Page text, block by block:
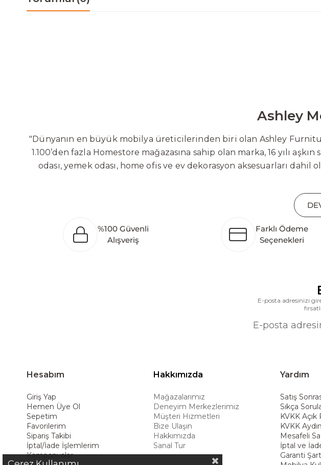
Ashley
"Dünyanın en büyük mobilya üreticilerinden biri olan Ashley
1.100’den fazla Homestore mağazasına sahip olan marka, 16 yılı
odası, yemek odası, home ofis ve ev dekorasyon aksesuarları
global altyapısı sayesinde dünya çapında önemli bir pazar
yaratacağı değerlere odaklanarak sürekli gelişimi temel yaklaşım
Bölgesi’nde 100 dönüm arazi üzerine kurulan üretim tesisinin
oluşturarak Orta Doğu, Avrupa ve Kuzey Afrika pazarlarına
Türkiye’de üretim yapması, istihdam ve ekonomik katkı açısından
ürünleriyle kullanıcılarına uzun ömürlü çözümler sunar.
deneyimiyle müşterilerine üstün bir alışveriş deneyimi sunmak
%100 Güvenli
Alışveriş
Farklı Ödeme
Seçenekleri
E-posta adresinizi
Hesabım
Giriş Yap
Hemen Üye Ol
Sepetim
Favorilerim
Sipariş Takibi
İptal/İade İşlemlerim
Kampanyalar
Hakkımızda
Mağazalarımız
Deneyim Merkezlerimiz
Müşteri Hizmetleri
Bize Ulaşın
Hakkımızda
Sanal Tur
Yardım
Satış
Sıkça
KVKK Açık
KVKK
Mesafeli
İptal ve
Garanti